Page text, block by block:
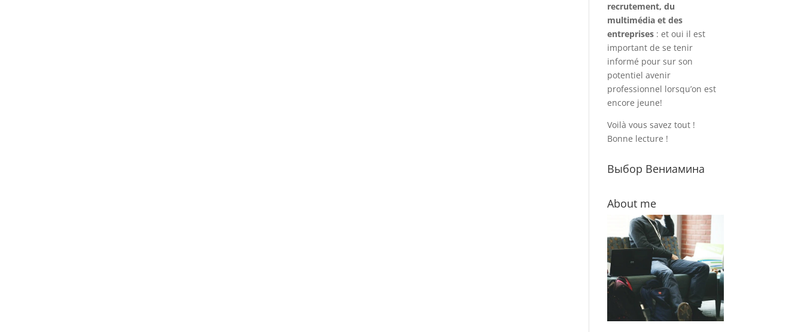
recrutement, du
multimédia et des
entreprises : et oui il est
important de se tenir
informé pour sur son
potentiel avenir
professionnel lorsqu’on est
encore jeune!
Voilà vous savez tout !
Bonne lecture !
Выбор Вениамина
About me